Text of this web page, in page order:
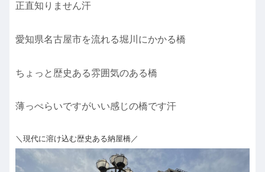
正直知りません汗
愛知県名古屋市を流れる堀川にかかる橋
ちょっと歴史ある雰囲気のある橋
薄っぺらいですがいい感じの橋です汗
＼現代に溶け込む歴史ある納屋橋／